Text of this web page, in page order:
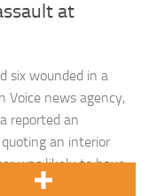
at
six wounded in a
Voice news agency,
reported an
an interior
was likely to have